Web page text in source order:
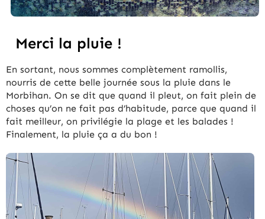
Merci la pluie !
En sortant, nous sommes complètement ramollis,
nourris de cette belle journée sous la pluie dans le
Morbihan. On se dit que quand il pleut, on fait plein de
choses qu’on ne fait pas d’habitude, parce que quand il
fait meilleur, on privilégie la plage et les balades !
Finalement, la pluie ça a du bon !